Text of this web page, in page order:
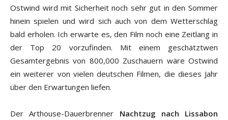
Ostwind wird mit Sicherheit noch sehr gut in den Sommer
hinein spielen und wird sich auch von dem Wetterschlag
bald erholen. Ich erwarte es, den Film noch eine Zeitlang in
der Top 20 vorzufinden. Mit einem geschätztwen
Gesamtergebnis von 800,000 Zuschauern wäre Ostwind
ein weiterer von vielen deutschen Filmen, die dieses Jahr
über den Erwartungen liefen.
Der Arthouse-Dauerbrenner Nachtzug nach Lissabon